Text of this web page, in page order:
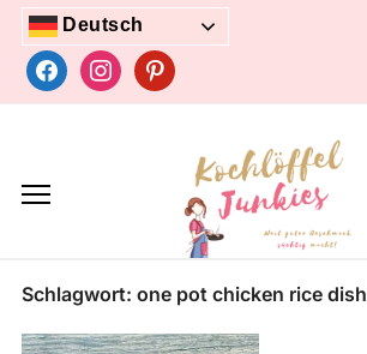
Skip
content
Deutsch
facebookinstagrampinterest
Schlagwort: one pot chicken rice dish